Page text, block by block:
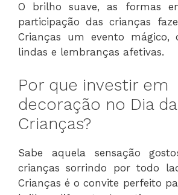
O brilho suave, as formas
participação das crianças
Crianças um evento mágico,
lindas e lembranças afetivas.
Por que investir em
decoração no Dia
Crianças?
Sabe aquela sensação
crianças sorrindo por todo
Crianças é o convite perfeito